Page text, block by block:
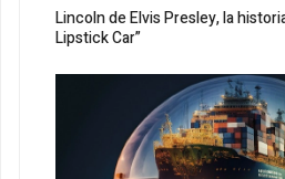
Lincoln de Elvis Presley, la
Lipstick Car”